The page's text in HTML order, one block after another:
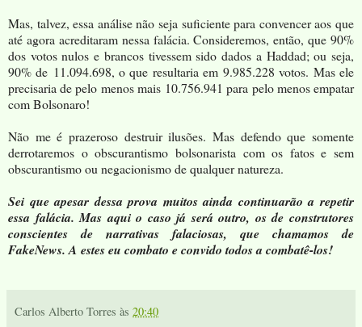
Mas, talvez, essa análise não seja suficiente para convencer aos que
até agora acreditaram nessa falácia. Consideremos, então, que 90%
dos votos nulos e brancos tivessem sido dados a Haddad; ou seja,
90% de 11.094.698, o que resultaria em9.985.228 votos. Mas ele
precisaria de pelo menos mais 10.756.941 para pelo menos empatar
com Bolsonaro!
Não me é prazeroso destruir ilusões. Mas defendo que somente
derrotaremos o obscurantismo bolsonarista com os fatos e sem
obscurantismo ou negacionismo de qualquer natureza.
Sei que apesar dessa prova muitos ainda continuarão a repetir
essa falácia. Mas aqui o caso já será outro, os de construtores
conscientes de narrativas falaciosas, que chamamos de
FakeNews. A estes eu combato e convido todos a combatê-los!
Carlos Alberto Torres às 20:40